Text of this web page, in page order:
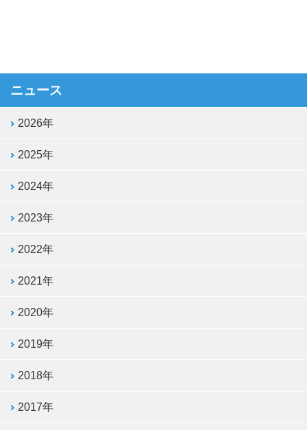
ニュース
2026年
2025年
2024年
2023年
2022年
2021年
2020年
2019年
2018年
2017年